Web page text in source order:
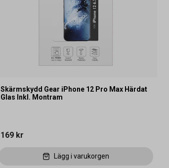
Skärmskydd Gear iPhone 12 Pro Max Härdat
Glas Inkl. Montram
169 kr
Lägg i varukorgen